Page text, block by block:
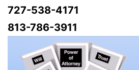
727-538-4171
813-786-3911